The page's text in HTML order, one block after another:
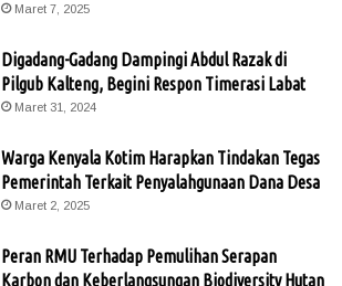
Maret 7, 2025
Digadang-Gadang Dampingi Abdul Razak di
Pilgub Kalteng, Begini Respon Timerasi Labat
Maret 31, 2024
Warga Kenyala Kotim Harapkan Tindakan Tegas
Pemerintah Terkait Penyalahgunaan Dana Desa
Maret 2, 2025
Peran RMU Terhadap Pemulihan Serapan
Karbon dan Keberlangsungan Biodiversity Hutan